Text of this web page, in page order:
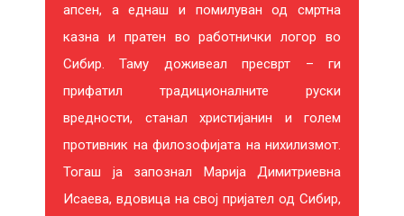
апсен, а еднаш и помилуван од смртна
казна и пратен во работнички логор во
Сибир. Таму доживеал пресврт – ги
прифатил традиционалните руски
вредности, станал христијанин и голем
противник на филозофијата на нихилизмот.
Тогаш ја запознал Марија Димитриевна
Исаева, вдовица на свој пријател од Сибир,